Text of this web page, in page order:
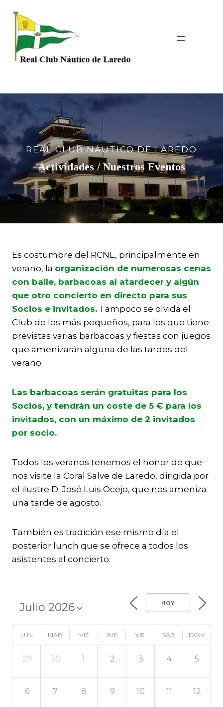
contenido
REAL CLUB NÁUTICO DE LAREDO
Actividades / Nuestros Eventos
Es costumbre del RCNL, principalmente en
verano, la organización de numerosas cenas
con baile, barbacoas al atardecer y algún
que otro concierto en directo para sus
Socios e invitados. Tampoco se olvida el
Club de los más pequeños, para los que tiene
previstas varias barbacoas y fiestas con juegos
que amenizarán alguna de las tardes del
verano.
Las barbacoas serán gratuitas para los
Socios, y tendrán un coste de 5 € para los
invitados, con un máximo de 2 invitados
por socio.
Todos los veranos tenemos el honor de que
nos visite la Coral Salve de Laredo, dirigida por
el ilustre D. José Luis Ocejo, que nos ameniza
una tarde de agosto.
También es tradición ese mismo día el
posterior lunch que se ofrece a todos los
asistentes al concierto.
HOY
LUN MAR MIÉ JUE VIE SÁB DOM
29 30 1 2 3 4 5
6 7 8 9 10 11 12